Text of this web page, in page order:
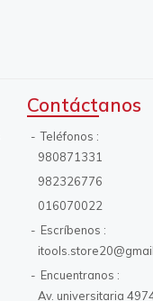
Contáctanos
Teléfonos
980871331
982326776
016070022
Escríbenos
Encuentranos
Av. universitaria